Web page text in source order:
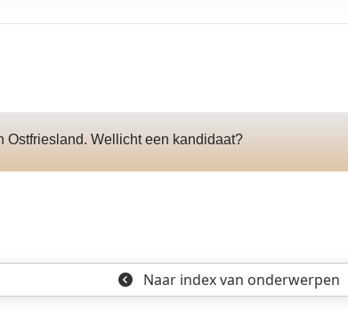
Ostfriesland. Wellicht een kandidaat?
Naar indexvan onderwerpen